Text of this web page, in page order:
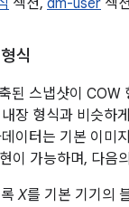
섹션, dm-user 섹
식
된 스냅샷이 COW
장 형식과 비슷하
이터는 기본 이미
이 가능하며, 다음
록X를 기본 기기의